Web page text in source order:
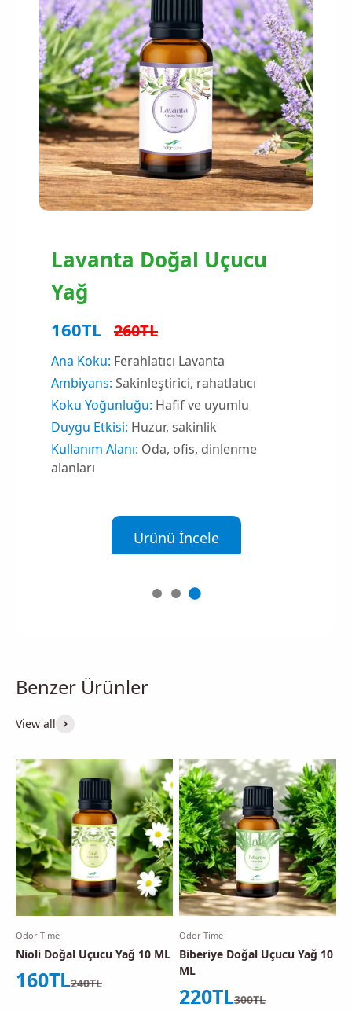
Lavanta Doğal Uçucu
Yağ
160TL 260TL
Ana Koku: Ferahlatıcı Lavanta
Ambiyans: Sakinleştirici, rahatlatıcı
Koku Yoğunluğu: Hafif ve uyumlu
Duygu Etkisi: Huzur, sakinlik
Kullanım Alanı: Oda, ofis, dinlenme
alanları
Ürünü İncele
View all
Odor Time
Nioli Doğal Uçucu Yağ 10 ML
İndirimli fiyat
160TLNormal fiyat
240TL
Odor Time
Biberiye Doğal Uçucu Yağ 10
ML
İndirimli fiyat
220TLNormal fiyat
300TL